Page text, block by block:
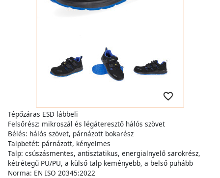
Tépőzáras ESD lábbeli
Felsőrész: mikroszál és légáteresztő hálós szövet
Bélés: hálós szövet, párnázott bokarész
Talpbetét: párnázott, kényelmes
Talp: csúszásmentes, antisztatikus, energialnyelő sarokrész,
kétrétegű PU/PU, a külső talp keményebb, a belső puhább
Norma: EN ISO 20345:2022